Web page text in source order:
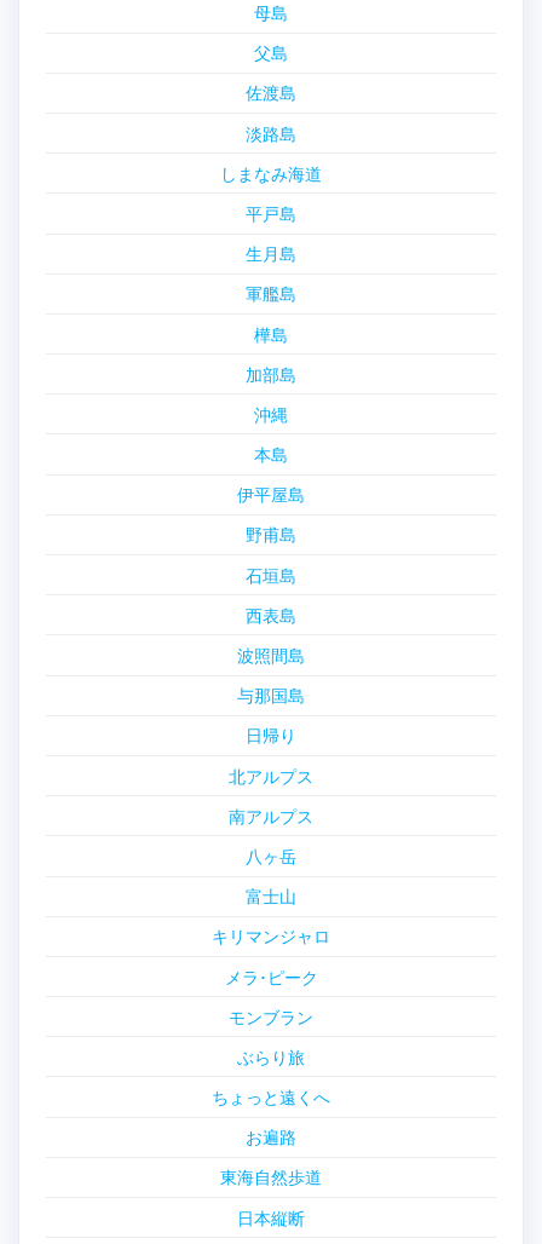
母島
父島
佐渡島
淡路島
しまなみ海道
平戸島
生月島
軍艦島
樺島
加部島
沖縄
本島
伊平屋島
野甫島
石垣島
西表島
波照間島
与那国島
日帰り
北アルプス
南アルプス
八ヶ岳
富士山
キリマンジャロ
メラ･ピーク
モンブラン
ぶらり旅
ちょっと遠くへ
お遍路
東海自然歩道
日本縦断